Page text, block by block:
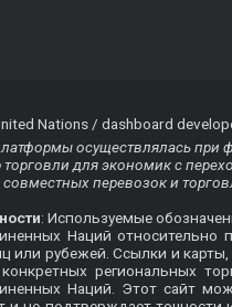
Nations / dashboard
осуществлялась при
для экономик с
совместных перевозок и
: Используемые
Наций относительно
или рубежей. Ссылки и
региональных
Наций. Этот сайт